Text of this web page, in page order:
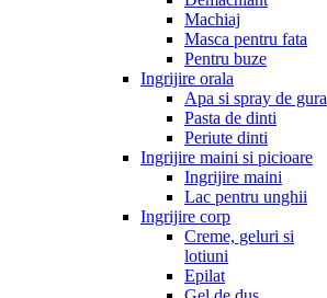
Machiaj
Masca pentru fata
Pentru buze
Ingrijire orala
Apa si spray de gura
Pasta de dinti
Periute dinti
Ingrijire maini si picioare
Ingrijire maini
Lac pentru unghii
Ingrijire corp
Creme, geluri si
lotiuni
Epilat